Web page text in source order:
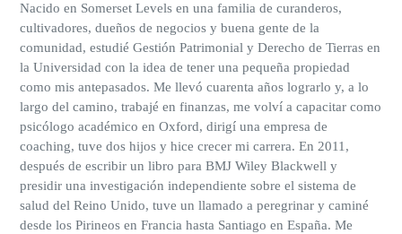
Nacido en Somerset Levels en una familia de curanderos,
cultivadores, dueños de negocios y buena gente de la
comunidad, estudié Gestión Patrimonial y Derecho de Tierras en
la Universidad con la idea de tener una pequeña propiedad
como mis antepasados. Me llevó cuarenta años lograrlo y, a lo
largo del camino, trabajé en finanzas, me volví a capacitar como
psicólogo académico en Oxford, dirigí una empresa de
coaching, tuve dos hijos y hice crecer mi carrera. En 2011,
después de escribir un libro para BMJ Wiley Blackwell y
presidir una investigación independiente sobre el sistema de
salud del Reino Unido, tuve un llamado a peregrinar y caminé
desde los Pirineos en Francia hasta Santiago en España. Me